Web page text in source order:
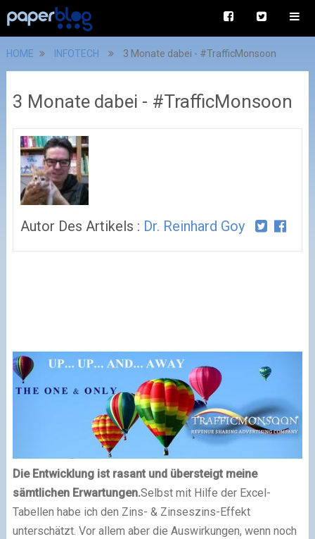
HOME INFOTECH 3 Monate dabei - #TrafficMonsoon
3 Monate dabei - #TrafficMonsoon
Autor Des Artikels : Dr. Reinhard Goy
Die Entwicklung ist rasant und übersteigt meine
sämtlichen Erwartungen.Selbst mit Hilfe der Excel-
Tabellen habe ich den Zins- & Zinseszins-Effekt
unterschätzt. Vor allem aber die Auswirkungen, wenn noch